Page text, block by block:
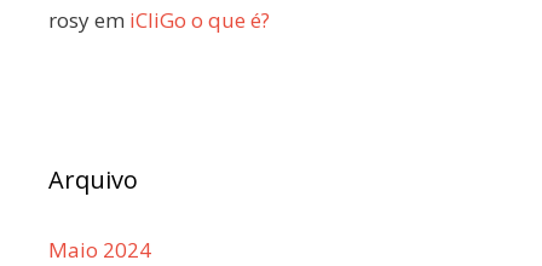
rosyem iCliGo o que é?
Arquivo
Maio 2024